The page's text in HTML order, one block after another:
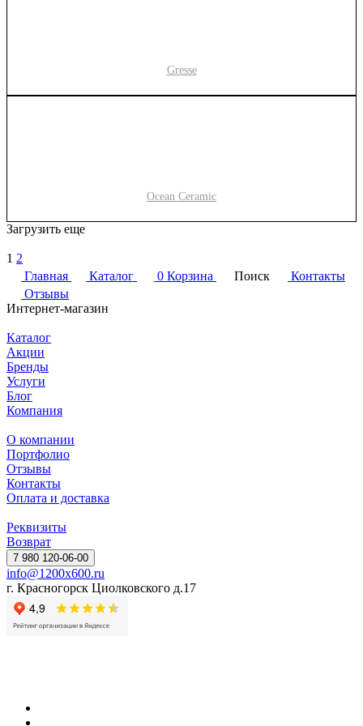
Gresse
Ocean Ceramic
Загрузить еще
1 2
Главная
Каталог 0 Корзина Поиск
Контакты
Отзывы
Интернет-магазин
Каталог
Акции
Бренды
Услуги
Блог
Компания
О компании
Портфолио
Отзывы
Контакты
Оплата и доставка
Реквизиты
Возврат
7 980 120-06-00
info@1200x600.ru
г. Красногорск Циолковского д.17